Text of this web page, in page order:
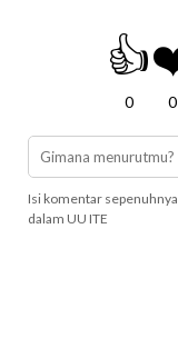
👍
0 0
Isi komentar
dalam UU ITE